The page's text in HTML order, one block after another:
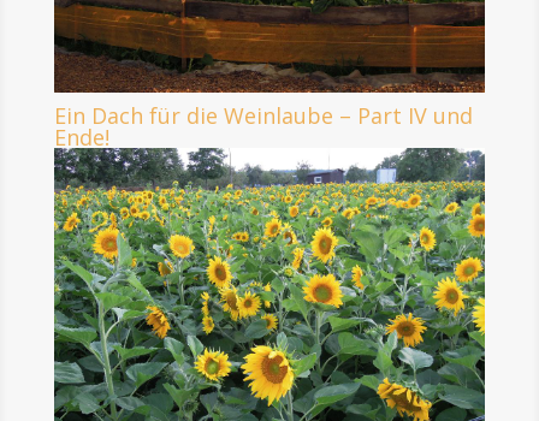
Ein Dach für die Weinlaube – Part IV und
Ende!